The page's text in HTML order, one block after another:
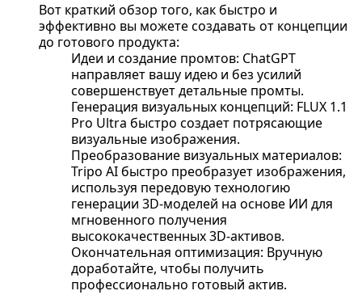
Вот краткий обзор того, как быстро и
эффективно вы можете создавать от концепции
до готового продукта:
Идеи и создание промтов: ChatGPT
направляет вашу идею и без усилий
совершенствует детальные промты.
Генерация визуальных концепций: FLUX 1.1
Pro Ultra быстро создает потрясающие
визуальные изображения.
Преобразование визуальных материалов:
Tripo AI быстро преобразует изображения,
используя передовую технологию
генерации 3D-моделей на основе ИИ для
мгновенного получения
высококачественных 3D-активов.
Окончательная оптимизация: Вручную
доработайте, чтобы получить
профессионально готовый актив.